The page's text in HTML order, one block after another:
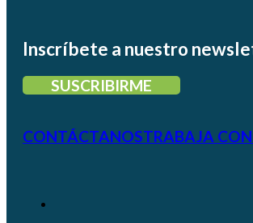
Inscríbete a nuestro
SUSCRIBIRME
CONTÁCTANOSTRABAJA